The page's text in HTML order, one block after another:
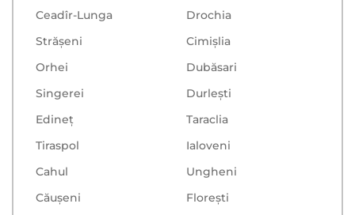
Ceadîr-Lunga
Drochia
Strășeni
Cimișlia
Orhei
Dubăsari
Singerei
Durlești
Edineț
Taraclia
Tiraspol
Ialoveni
Cahul
Ungheni
Căușeni
Floreşti